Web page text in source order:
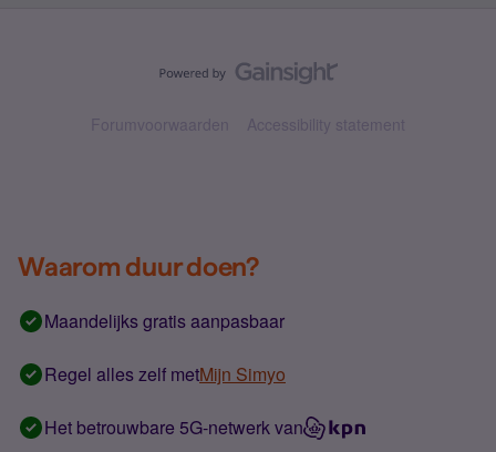
Forumvoorwaarden Accessibility statement
Waarom duur doen?
Maandelijks gratis aanpasbaar
Regel alles zelf metMijn Simyo
Het betrouwbare 5G-netwerk van